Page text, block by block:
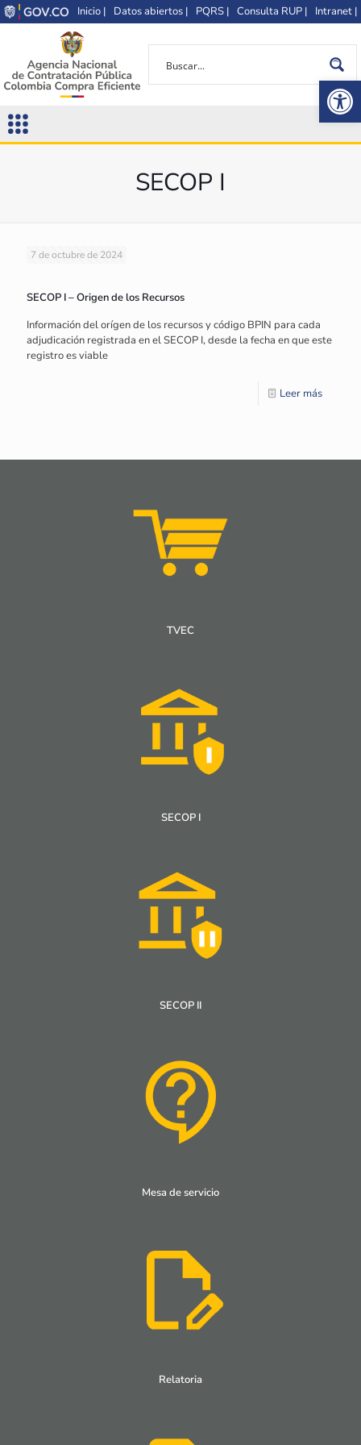
Inicio | Datos abiertos | PQRS | Consulta RUP | Intranet |
SECOP I
7 de octubre de 2024
SECOP I – Origen de los Recursos
Información del orígen de los recursos y código BPIN para cada
adjudicación registrada en el SECOP I, desde la fecha en que este
registro es viable
Leer más
TVEC
SECOP I
SECOP II
Mesa de servicio
Relatoria